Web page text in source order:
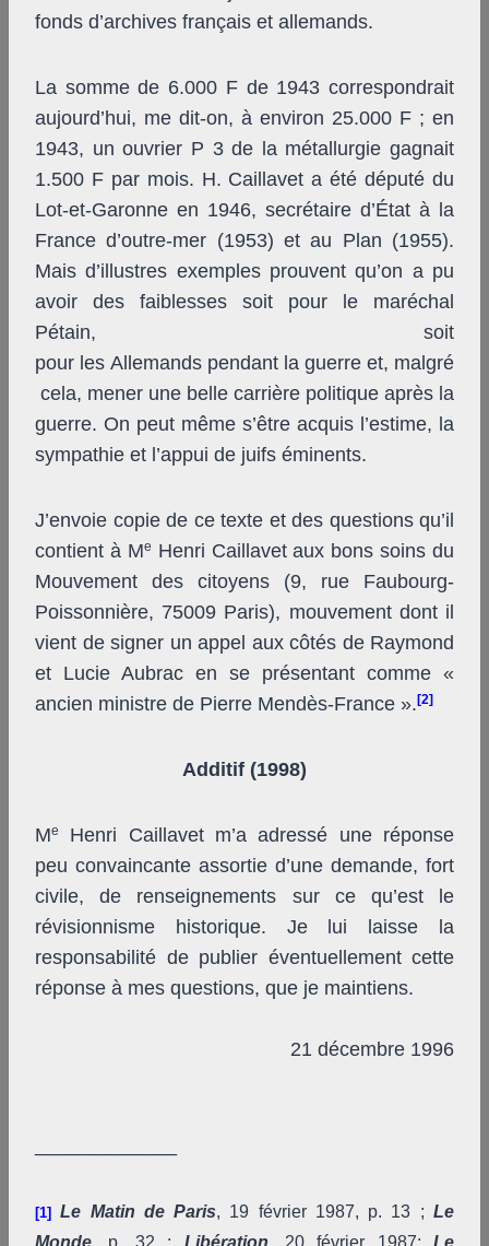
fonds d’archives français et allemands.
La somme de 6.000 F de 1943 correspondrait
aujourd’hui, me dit-on, à environ 25.000 F ; en
1943, un ouvrier P 3 de la métallurgie gagnait
1.500 F par mois. H. Caillavet a été député du
Lot-et-Garonne en 1946, secrétaire d’État à la
France d’outre-mer (1953) et au Plan (1955).
Mais d’illustres exemples prouvent qu’on a pu
avoir des faiblesses soit pour le maréchal
Pétain, soit
pour les Allemands pendant la guerre et, malgré
cela, mener une belle carrière politique après la
guerre. On peut même s’être acquis l’estime, la
sympathie et l’appui de juifs éminents.
J’envoie copie de ce texte et des questions qu’il
contient à Me Henri Caillavet aux bons soins du
Mouvement des citoyens (9, rue Faubourg-
Poissonnière, 75009 Paris), mouvement dont il
vient de signer un appel aux côtés de Raymond
et Lucie Aubrac en se présentant comme «
ancien ministre de Pierre Mendès-France ». [2]
Additif (1998)
Me
Henri Caillavet m’a adressé une réponse
peu convaincante assortie d’une demande, fort
civile, de renseignements sur ce qu’est le
révisionnisme historique. Je lui laisse la
responsabilité de publier éventuellement cette
réponse à mes questions, que je maintiens.
21 décembre 1996
[1] Le Matin de Paris, 19 février 1987, p. 13 ;Le